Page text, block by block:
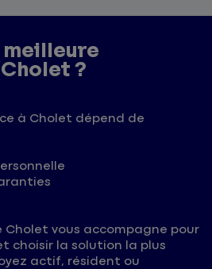
?
à Cholet dépend de
Cholet vous accompagne pour
choisir la solution la plus
actif, résident ou